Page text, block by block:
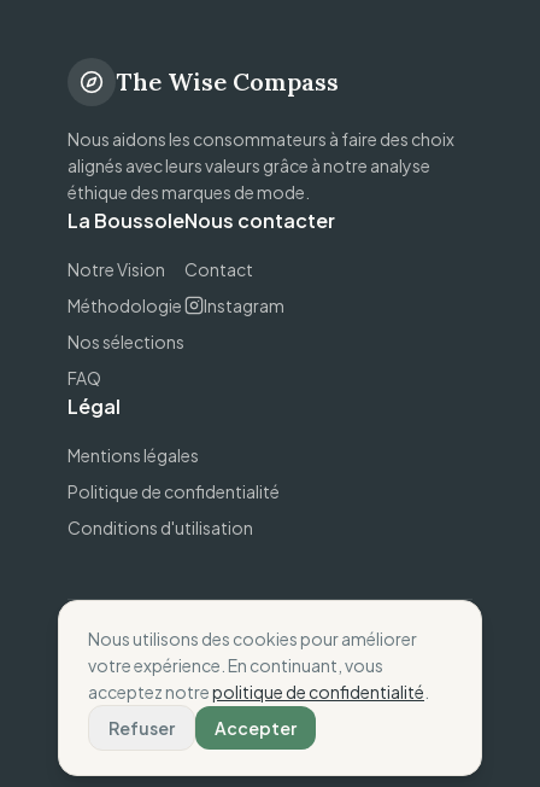
Nous utilisons des cookies pour améliorer
votre expérience. En continuant, vous
acceptez notrepolitique de confidentialité
Refuser
Accepter
The Wise Compass
Nous aidons les consommateurs à faire des choix
alignés avec leurs valeurs grâce à notre analyse
éthique des marques de mode.
La Boussole
Notre Vision
Méthodologie
Nos sélections
FAQ
Nous contacter
Contact
Instagram
Légal
Mentions légales
Politique de confidentialité
Conditions d'utilisation
2026 The Wise Compass.Consommez selon
vos valeurs.
Fait avec💚en France